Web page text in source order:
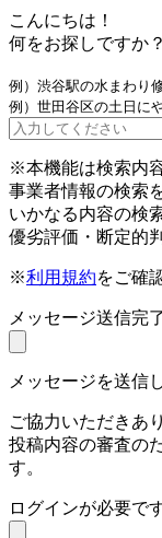
こんにちは！
何をお探しですか？
例）渋谷駅の水まわり
例）世田谷区の土日に
※本機能は検索内
事業者情報の検索
いかなる内容の検
優劣評価・断定的
※利用規約をご確
メッセージ送信完
メッセージを送信
ご協力いただきあ
投稿内容の審査の
す。
ログインが必要で